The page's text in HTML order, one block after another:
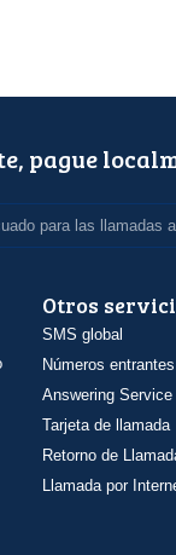
pague
para las llamadas
Otros
SMS global
Números entrantes
Answering Service
Tarjeta de llamada
Retorno de
Llamada por